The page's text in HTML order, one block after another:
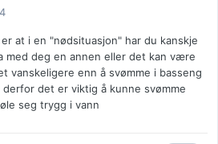
at i en "nødsituasjon" har du kanskje
med deg en annen eller det kan være
vanskeligere enn å svømme i basseng
det er viktig å kunne svømme
seg trygg i vann